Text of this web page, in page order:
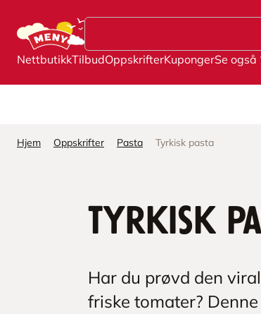
NettbutikkTilbudOppskrifterKupongerSe også
Hjem Oppskrifter Pasta Tyrkisk pasta
Tyrkisk
Har du prøvd den
friske tomater?